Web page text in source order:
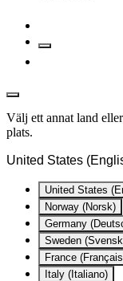
Välj ett annat land
plats.
United States
United States
Norway (Norsk)
Germany
Sweden
France
Italy (Italiano)